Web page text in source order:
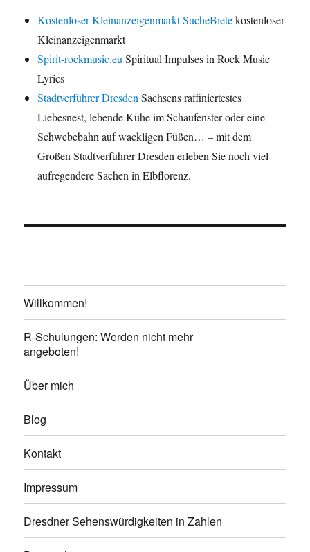
Kostenloser Kleinanzeigenmarkt SucheBietekostenloser
Kleinanzeigenmarkt
Spirit-rockmusic.eu Spiritual Impulses in Rock Music
Lyrics
Stadtverführer Dresden Sachsens raffiniertestes
Liebesnest, lebende Kühe im Schaufenster oder eine
Schwebebahn auf wackligen Füßen… – mit dem
Großen Stadtverführer Dresden erleben Sie noch viel
aufregendere Sachen in Elbflorenz.
Willkommen!
R-Schulungen: Werden nicht mehr
angeboten!
Über mich
Blog
Kontakt
Impressum
Dresdner Sehenswürdigkeiten in Zahlen